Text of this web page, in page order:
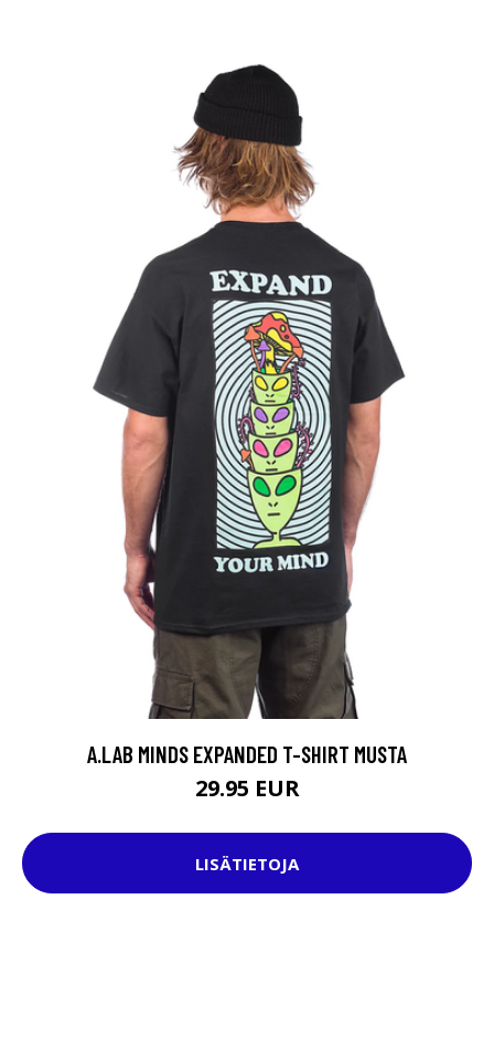
A.LAB MINDS EXPANDED T-SHIRT MUSTA
29.95 EUR
LISÄTIETOJA